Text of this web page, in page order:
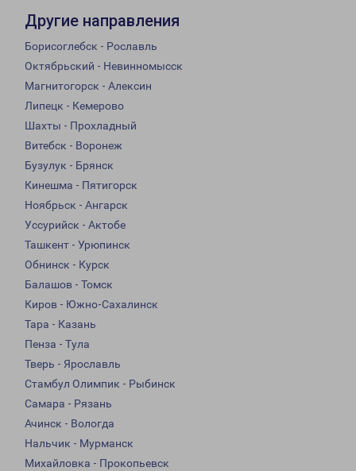
Другие направления
Борисоглебск - Рославль
Октябрьский - Невинномысск
Магнитогорск - Алексин
Липецк - Кемерово
Шахты - Прохладный
Витебск - Воронеж
Бузулук - Брянск
Кинешма - Пятигорск
Ноябрьск - Ангарск
Уссурийск - Актобе
Ташкент - Урюпинск
Обнинск - Курск
Балашов - Томск
Киров - Южно-Сахалинск
Тара - Казань
Пенза - Тула
Тверь - Ярославль
Стамбул Олимпик - Рыбинск
Самара - Рязань
Ачинск - Вологда
Нальчик - Мурманск
Михайловка - Прокопьевск